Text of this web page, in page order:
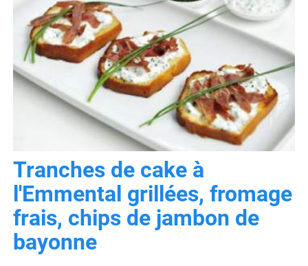
Tranches de cake à
l'Emmental grillées, fromage
frais, chips de jambon de
bayonne